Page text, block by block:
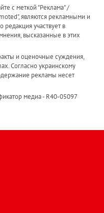
с меткой "Реклама" /
являются рекламными и
редакция участвует в
высказанные в этих
и оценочные суждения,
Согласно украинскому
рекламы несет
медиа - R40-05097